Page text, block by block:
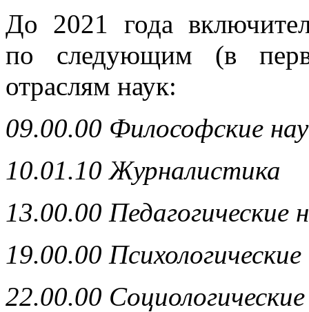
До 2021 года
по следующим (в
отраслям наук:
09.00.00 Философские
10.01.10 Журналистика
13.00.00 Педагогические
19.00.00 Психологические
22.00.00